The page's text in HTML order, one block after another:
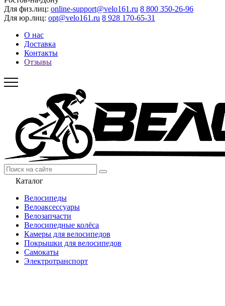
Для физ.лиц: online-support@velo161.ru 8 800 350-26-96
Для юр.лиц: opt@velo161.ru 8 928 170-65-31
О нас
Доставка
Контакты
Отзывы
Каталог
Велосипеды
Велоаксессуары
Велозапчасти
Велосипедные колёса
Камеры для велосипедов
Покрышки для велосипедов
Самокаты
Электротранспорт